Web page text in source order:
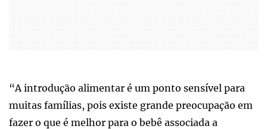
“A introdução alimentar é um ponto sensível para
muitas famílias, pois existe grande preocupação em
fazer o que é melhor para o bebê associada a